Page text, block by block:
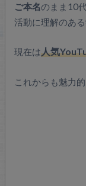
ご本名のまま10
活動に理解のある
現在は人気
これからも魅力